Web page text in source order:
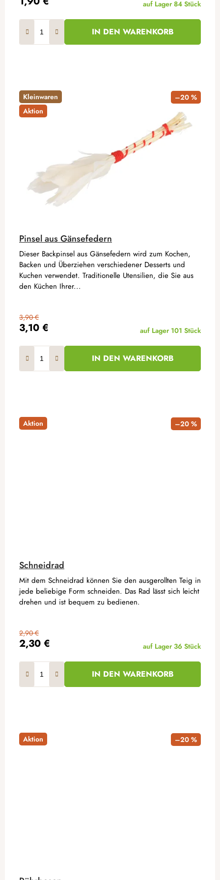
auf Lager 84 Stück
IN DEN WARENKORB
Kleinwaren
Aktion
–20 %
Pinsel aus Gänsefedern
3,10 €
3,90 €
auf Lager 101 Stück
IN DEN WARENKORB
Dieser Backpinsel aus Gänsefedern wird zum Kochen,
Backen und Überziehen verschiedener Desserts und
Kuchen verwendet. Traditionelle Utensilien, die Sie aus
den Küchen Ihrer...
Aktion –20 %
Schneidrad
2,30 €
2,90 €
auf Lager 36 Stück
IN DEN WARENKORB
Mit dem Schneidrad können Sie den ausgerollten Teig in
jede beliebige Form schneiden. Das Rad lässt sich leicht
drehen und ist bequem zu bedienen.
Aktion –20 %